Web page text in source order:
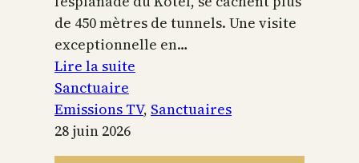
de 450 mètres de tunnels. Une visite
exceptionnelle en…
Lire la suite
Temple
Jérusalem
Sanctuaire
Emissions TV, Sanctuaires
28 juin 2026